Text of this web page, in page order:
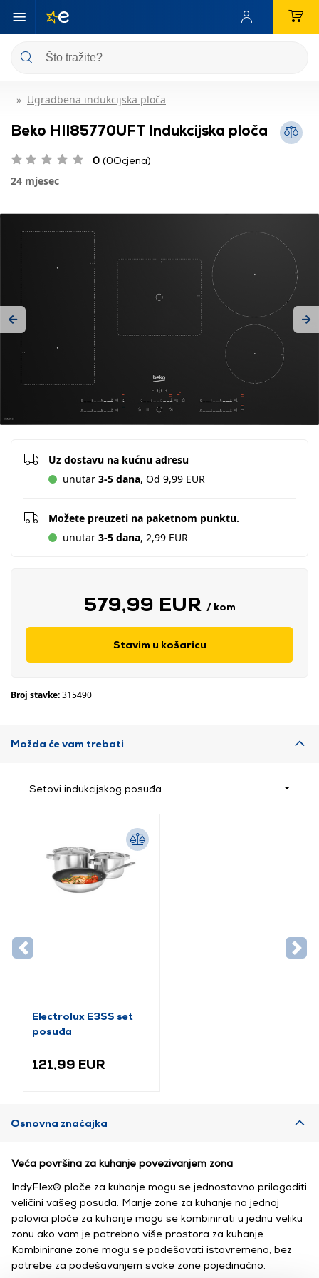
Ugradbena indukcijska ploča
Beko HII85770UFT Indukcijska ploča
0 (0Ocjena)
24 mjesec
Previous
Uz dostavu na kućnu adresu
unutar 3-5 dana, Od 9,99 EUR
Možete preuzeti na paketnom punktu.
unutar 3-5 dana, 2,99 EUR
579,99 EUR / kom
Stavim u košaricu
Broj stavke:315490
Možda će vam trebati
Setovi indukcijskog posuđa
Electrolux E3SS set
posuđa
121,99 EUR
Osnovna značajka
Veća površina za kuhanje povezivanjem zona
IndyFlex® ploče za kuhanje mogu se jednostavno prilagoditi
veličini vašeg posuđa. Manje zone za kuhanje na jednoj
polovici ploče za kuhanje mogu se kombinirati u jednu veliku
zonu ako vam je potrebno više prostora za kuhanje.
Kombinirane zone mogu se podešavati istovremeno, bez
potrebe za podešavanjem svake zone pojedinačno.